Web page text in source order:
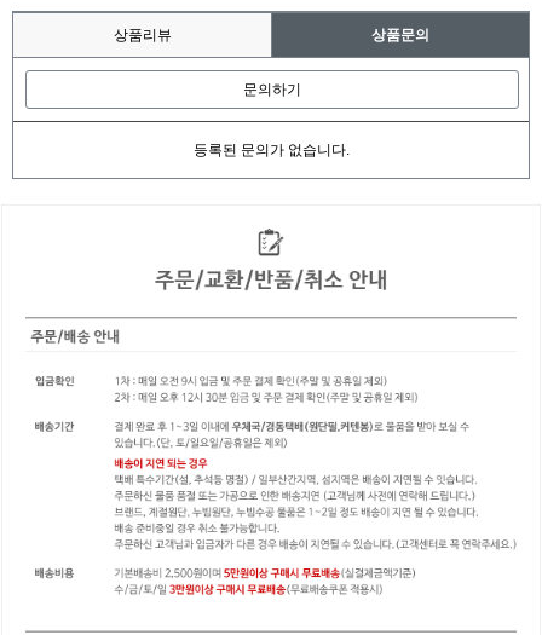
상품리뷰 상품문의
문의하기
등록된 문의가 없습니다.